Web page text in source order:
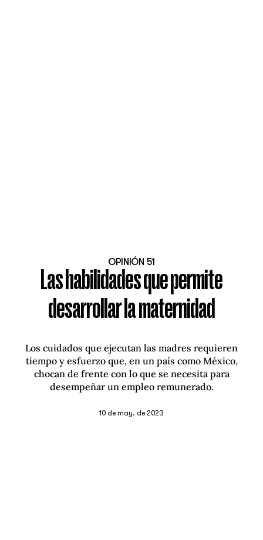
OPINIÓN 51
Las habilidades que permite
desarrollar la maternidad
Los cuidados que ejecutan las madres requieren
tiempo y esfuerzo que, en un país como México,
chocan de frente con lo que se necesita para
desempeñar un empleo remunerado.
10 de may. de 2023